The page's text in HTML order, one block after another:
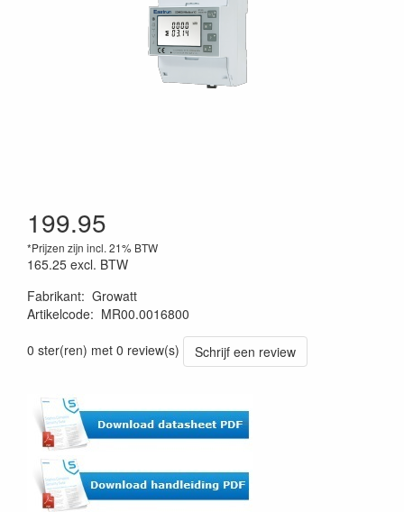
199.95
*Prijzen zijn incl. 21% BTW
165.25 excl. BTW
Fabrikant: Growatt
Artikelcode: MR00.0016800
0 ster(ren) met 0 review(s)
Schrijf een review